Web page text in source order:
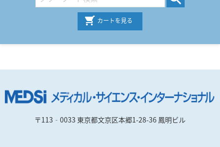
カートを見る
〒113‐0033 東京都文京区本郷1-28-36 鳳明ビル